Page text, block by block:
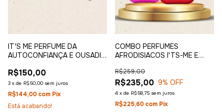
IT'S ME PERFUME DA
AUTOCONFIANÇA E OUSADIA
ME
R$150,00
3 x de R$50,00 sem juros
R$144,00 com Pix
Está acabando!
COMBO PERFUMES
AFRODISIACOS I'TS-ME E
R$235,00
R$259,00
9% OFF
4 x de R$58,75 sem juros
R$225,60 com Pix